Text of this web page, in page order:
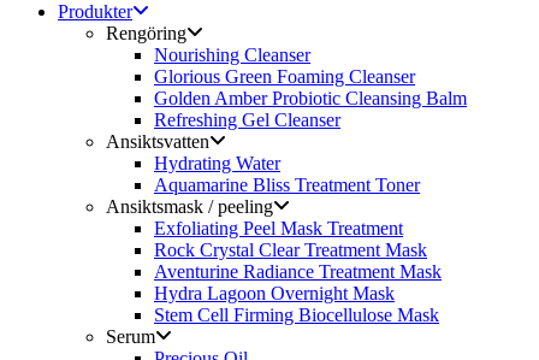
Produkter
Rengöring
Nourishing Cleanser
Glorious Green Foaming Cleanser
Golden Amber Probiotic Cleansing Balm
Refreshing Gel Cleanser
Ansiktsvatten
Hydrating Water
Aquamarine Bliss Treatment Toner
Ansiktsmask / peeling
Exfoliating Peel Mask Treatment
Rock Crystal Clear Treatment Mask
Aventurine Radiance Treatment Mask
Hydra Lagoon Overnight Mask
Stem Cell Firming Biocellulose Mask
Serum